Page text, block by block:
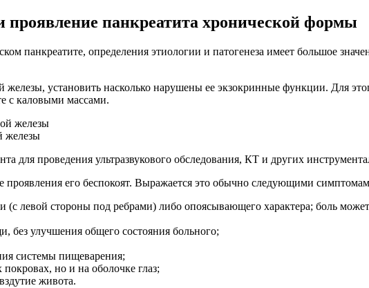
проявление панкреатита хронической формы
панкреатите, определения этиологии и патогенеза имеет большое
установить насколько нарушены ее экзокринные функции. Для
с каловыми массами.
железы
для проведения ультразвукового обследования, КТ и других
проявления его беспокоят. Выражается это обычно следующими
левой стороны под ребрами) либо опоясывающего характера; боль
без улучшения общего состояния больного;
системы пищеварения;
но и на оболочке глаз;
живота.